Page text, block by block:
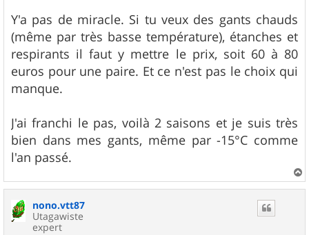
Y'a pas de miracle. Si tu veux des gants chauds
(même par très basse température), étanches et
respirants il faut y mettre le prix, soit 60 à 80
euros pour une paire. Et ce n'est pas le choix qui
manque.
J'ai franchi le pas, voilà 2 saisons et je suis très
bien dans mes gants, même par -15°C comme
l'an passé.
a
nono.vtt87
Utagawiste
expert